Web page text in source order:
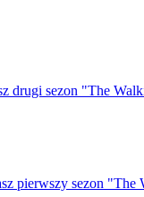
drugi sezon "The
pierwszy sezon "The